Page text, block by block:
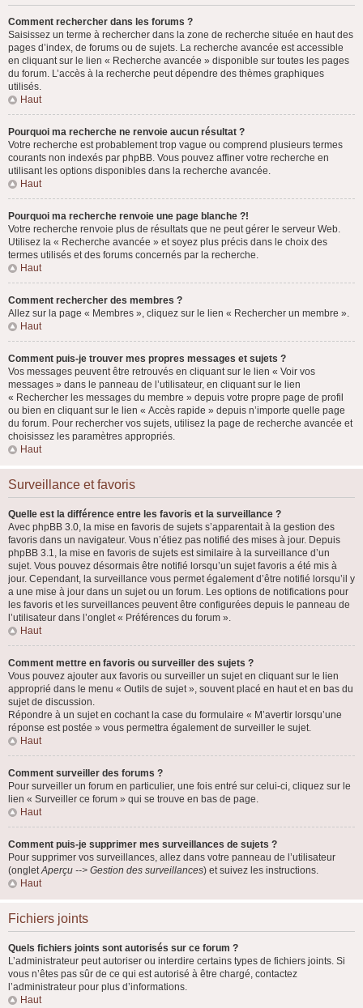
Comment rechercher dans les forums ?
Saisissez un terme à rechercher dans la zone de recherche située en haut des
pages d’index, de forums ou de sujets. La recherche avancée est accessible
en cliquant sur le lien « Recherche avancée » disponible sur toutes les pages
du forum. L’accès à la recherche peut dépendre des thèmes graphiques
utilisés.
Haut
Pourquoi ma recherche ne renvoie aucun résultat ?
Votre recherche est probablement trop vague ou comprend plusieurs termes
courants non indexés par phpBB. Vous pouvez affiner votre recherche en
utilisant les options disponibles dans la recherche avancée.
Haut
Pourquoi ma recherche renvoie une page blanche ?!
Votre recherche renvoie plus de résultats que ne peut gérer le serveur Web.
Utilisez la « Recherche avancée » et soyez plus précis dans le choix des
termes utilisés et des forums concernés par la recherche.
Haut
Comment rechercher des membres ?
Allez sur la page « Membres », cliquez sur le lien « Rechercher un membre ».
Haut
Comment puis-je trouver mes propres messages et sujets ?
Vos messages peuvent être retrouvés en cliquant sur le lien « Voir vos
messages » dans le panneau de l’utilisateur, en cliquant sur le lien
« Rechercher les messages du membre » depuis votre propre page de profil
ou bien en cliquant sur le lien « Accès rapide » depuis n’importe quelle page
du forum. Pour rechercher vos sujets, utilisez la page de recherche avancée et
choisissez les paramètres appropriés.
Haut
Surveillance et favoris
Quelle est la différence entre les favoris et la surveillance ?
Avec phpBB 3.0, la mise en favoris de sujets s’apparentait à la gestion des
favoris dans un navigateur. Vous n’étiez pas notifié des mises à jour. Depuis
phpBB 3.1, la mise en favoris de sujets est similaire à la surveillance d’un
sujet. Vous pouvez désormais être notifié lorsqu’un sujet favoris a été mis à
jour. Cependant, la surveillance vous permet également d’être notifié lorsqu’il y
a une mise à jour dans un sujet ou un forum. Les options de notifications pour
les favoris et les surveillances peuvent être configurées depuis le panneau de
l’utilisateur dans l’onglet « Préférences du forum ».
Haut
Comment mettre en favoris ou surveiller des sujets ?
Vous pouvez ajouter aux favoris ou surveiller un sujet en cliquant sur le lien
approprié dans le menu « Outils de sujet », souvent placé en haut et en bas du
sujet de discussion.
Répondre à un sujet en cochant la case du formulaire « M’avertir lorsqu’une
réponse est postée » vous permettra également de surveiller le sujet.
Haut
Comment surveiller des forums ?
Pour surveiller un forum en particulier, une fois entré sur celui-ci, cliquez sur le
lien « Surveiller ce forum » qui se trouve en bas de page.
Haut
Comment puis-je supprimer mes surveillances de sujets ?
Pour supprimer vos surveillances, allez dans votre panneau de l’utilisateur
(ongletAperçu --> Gestion des surveillances) et suivez les instructions.
Haut
Fichiers joints
Quels fichiers joints sont autorisés sur ce forum ?
L’administrateur peut autoriser ou interdire certains types de fichiers joints. Si
vous n’êtes pas sûr de ce qui est autorisé à être chargé, contactez
l’administrateur pour plus d’informations.
Haut